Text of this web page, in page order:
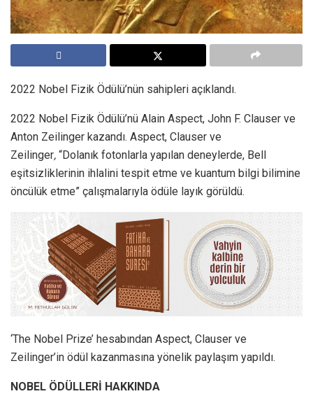
2022 Nobel Fizik Ödülü’nün sahipleri açıklandı.
2022 Nobel Fizik Ödülü’nü Alain Aspect, John F. Clauser ve
Anton Zeilinger kazandı. Aspect, Clauser ve
Zeilinger, “Dolanık fotonlarla yapılan deneylerde, Bell
eşitsizliklerinin ihlalini tespit etme ve kuantum bilgi bilimine
öncülük etme” çalışmalarıyla ödüle layık görüldü.
‘The Nobel Prize’ hesabından Aspect, Clauser ve
Zeilinger’in ödül kazanmasına yönelik paylaşım yapıldı.
NOBEL ÖDÜLLERİ HAKKINDA